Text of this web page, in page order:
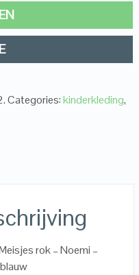
.Categories:kinderkleding,
rok – Noemi –